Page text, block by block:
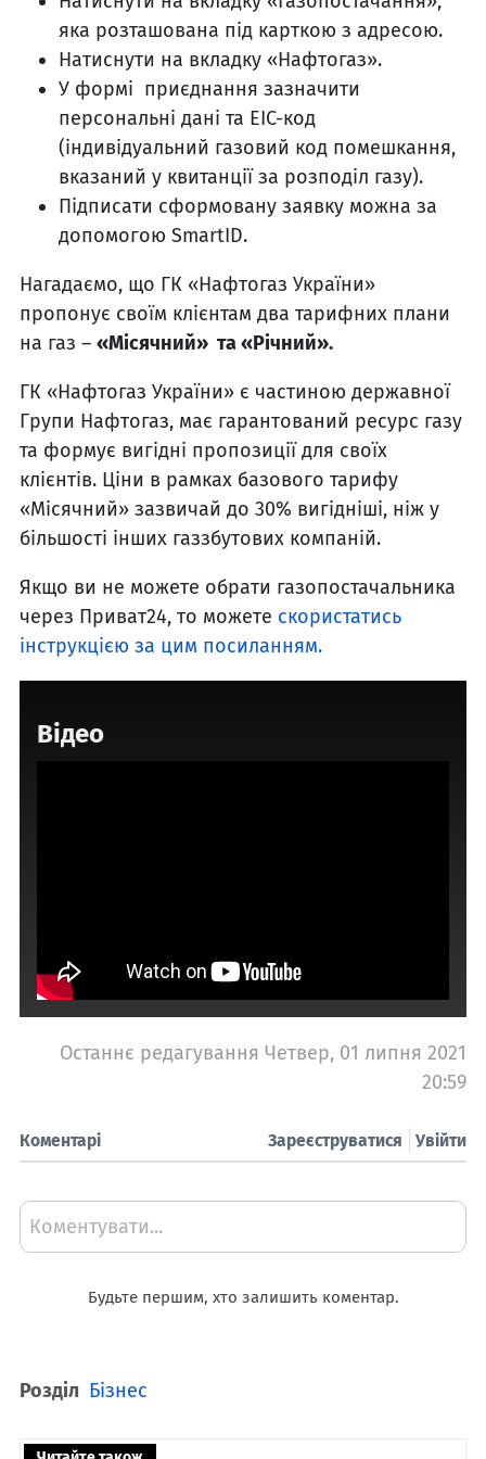
яка розташована під карткою з адресою.
Натиснути на вкладку «Нафтогаз».
У формі приєднання зазначити
персональні дані та EIC-код
(індивідуальний газовий код помешкання,
вказаний у квитанції за розподіл газу).
Підписати сформовану заявку можна за
допомогою SmartID.
Нагадаємо, що ГК «Нафтогаз України»
пропонує своїм клієнтам два тарифних плани
на газ – «Місячний» та «Річний».
ГК «Нафтогаз України» є частиною державної
Групи Нафтогаз, має гарантований ресурс газу
та формує вигідні пропозиції для своїх
клієнтів. Ціни в рамках базового тарифу
«Місячний» зазвичай до 30% вигідніші, ніж у
більшості інших газзбутових компаній.
Якщо ви не можете обрати газопостачальника
через Приват24, то можете скористатись
інструкцією за цим посиланням.
Відео
Останнє редагування Четвер, 01 липня 2021
20:59
Коментарі Увійти
Зареєструватися
Коментувати...
Будьте першим, хто залишить коментар.
Розділ Бізнес